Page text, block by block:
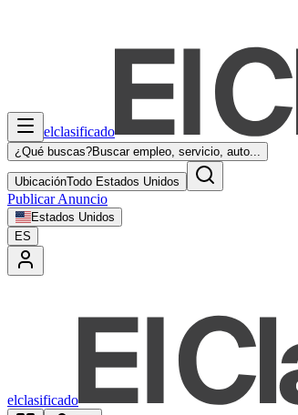
elclasificado
¿Qué buscas?Buscar empleo, servicio, auto...
UbicaciónTodo Estados Unidos
Publicar Anuncio
Estados Unidos
ES
elclasificado